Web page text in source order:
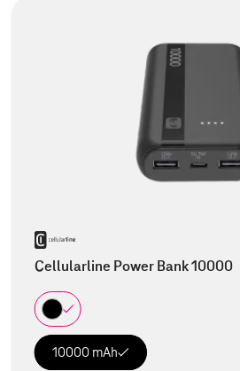
Cellularline Power Bank 10000
10000 mAh